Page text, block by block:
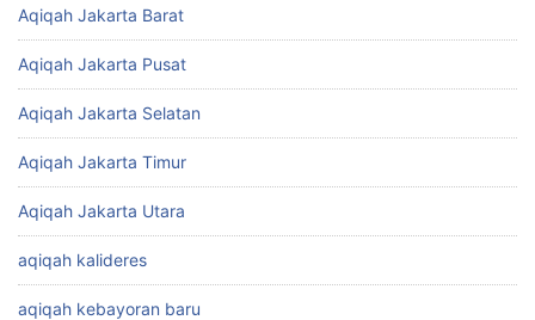
Aqiqah Jakarta Barat
Aqiqah Jakarta Pusat
Aqiqah Jakarta Selatan
Aqiqah Jakarta Timur
Aqiqah Jakarta Utara
aqiqah kalideres
aqiqah kebayoran baru